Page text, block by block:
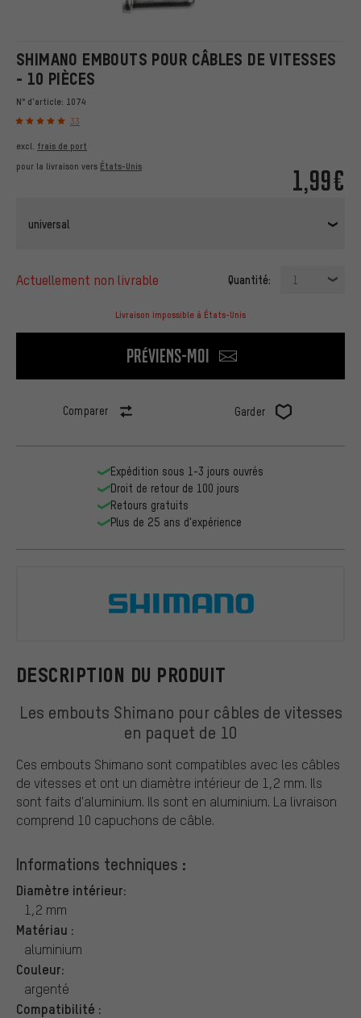
SHIMANO EMBOUTS POUR CÂBLES DE VITESSES
- 10 PIÈCES
N° d'article: 1074
33
1,99€
excl. frais de port
pour la livraison vers États-Unis
universal
actuellement non livrable Quantité: 1
Livraison impossible à États-Unis
Préviens-moi
Comparer Garder
DESCRIPTION DU PRODUIT
Les embouts Shimano pour câbles de vitesses
en paquet de 10
Ces embouts Shimano sont compatibles avec les câbles
de vitesses et ont un diamètre intérieur de 1,2 mm. Ils
sont faits d'aluminium. Ils sont en aluminium. La livraison
comprend 10 capuchons de câble.
Informations techniques :
Diamètre intérieur:
1,2 mm
Matériau :
aluminium
Couleur:
argenté
Compatibilité :
Expédition sous 1-3 jours ouvrés
Droit de retour de 100 jours
Retours gratuits
Plus de 25 ans d'expérience
Shimano